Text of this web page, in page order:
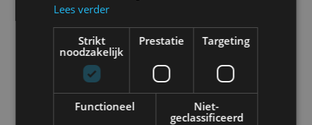
Documentscanner. Ook bieden ze de
mogelijkheid om direct te printen vanuit de
vrachtwagen met de Print Panther Printer.
Hierdoor kun je snel en efficiënt documentatie
verwerken zonder extra handelingen.
Lees verder
Strikt
noodzakelijk
Prestatie Targeting
Functioneel
Niet-
geclassificeerd